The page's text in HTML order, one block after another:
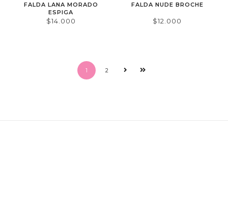
FALDA LANA MORADO
ESPIGA
$14.000
FALDA NUDE BROCHE
$12.000
1 2